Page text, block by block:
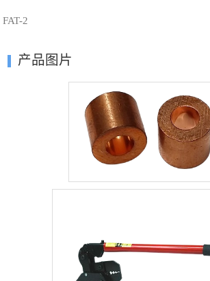
FAT-2
产品图片